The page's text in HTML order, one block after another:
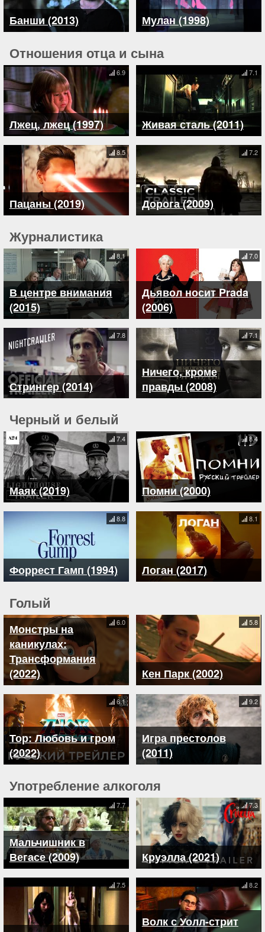
Банши (2013) Мулан (1998)
Отношения отца и сына
Лжец, лжец (1997)
6.9
Живая сталь (2011)
7.1
Пацаны (2019)
8.5
Дорога (2009)
7.2
Журналистика
В центре внимания
(2015)
8.1
Дьявол носит Prada
(2006)
7.0
Стрингер (2014)
7.8
Ничего, кроме
правды (2008)
7.1
Черный и белый
Маяк (2019)
7.4
Помни (2000)
8.4
Форрест Гамп (1994)
8.8
Логан (2017)
8.1
Голый
Монстры на
каникулах:
Трансформания
(2022)
6.0
Кен Парк (2002)
5.8
Тор: Любовь и гром
(2022)
6.1
Игра престолов
(2011)
9.2
Употребление алкоголя
Мальчишник в
Вегасе (2009)
7.7
Круэлла (2021)
7.3
7.5
Волк с Уолл-стрит
8.2